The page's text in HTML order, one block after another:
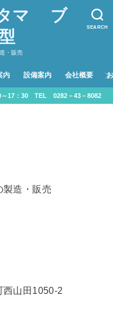
SEARCH
タマ ブ
・販売
内 設備案内 会社概要
～17：30 TEL 0282－43－8082
造・販売
山田1050-2